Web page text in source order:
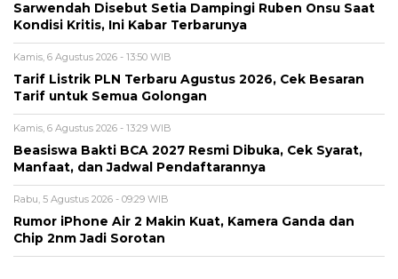
Sarwendah Disebut Setia Dampingi Ruben Onsu Saat
Kondisi Kritis, Ini Kabar Terbarunya
Kamis, 6 Agustus 2026 - 13:50 WIB
Tarif Listrik PLN Terbaru Agustus 2026, Cek Besaran
Tarif untuk Semua Golongan
Kamis, 6 Agustus 2026 - 13:29 WIB
Beasiswa Bakti BCA 2027 Resmi Dibuka, Cek Syarat,
Manfaat, dan Jadwal Pendaftarannya
Rabu, 5 Agustus 2026 - 09:29 WIB
Rumor iPhone Air 2 Makin Kuat, Kamera Ganda dan
Chip 2nm Jadi Sorotan